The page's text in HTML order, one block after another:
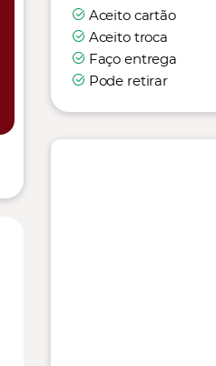
Aceito cartão
Aceito troca
Faço entrega
Pode retirar